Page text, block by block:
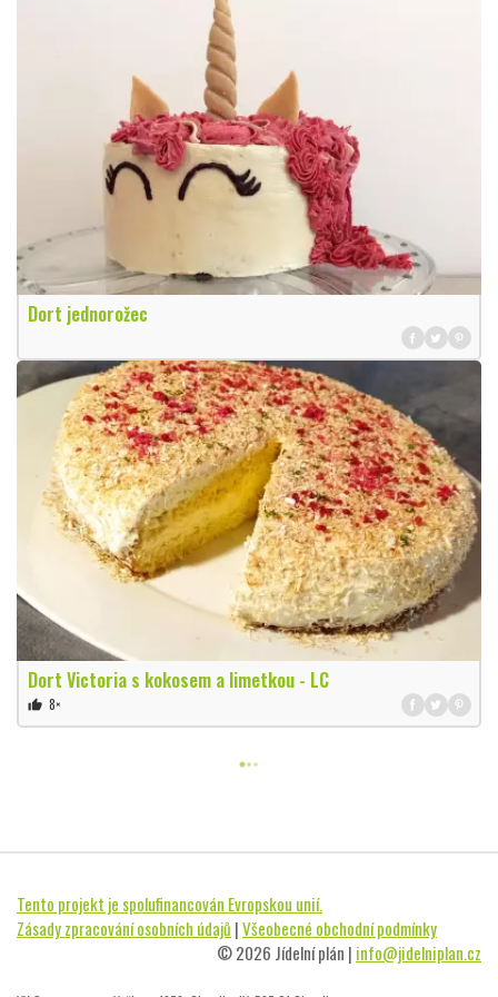
Dort jednorožec
Dort Victoria s kokosem a limetkou - LC
thumb_up 8×
Tento projekt je spolufinancován Evropskou unií.
Zásady zpracování osobních údajů |Všeobecné obchodní podmínky
© 2026 Jídelní plán | info@jidelniplan.cz